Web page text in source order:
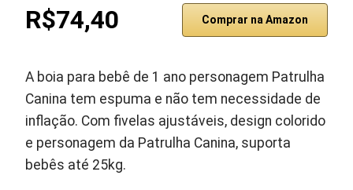
R$74,40 Comprar na Amazon
A boia para bebê de 1 ano personagem Patrulha
Canina tem espuma e não tem necessidade de
inflação. Com fivelas ajustáveis, design colorido
e personagem da Patrulha Canina, suporta
bebês até 25kg.